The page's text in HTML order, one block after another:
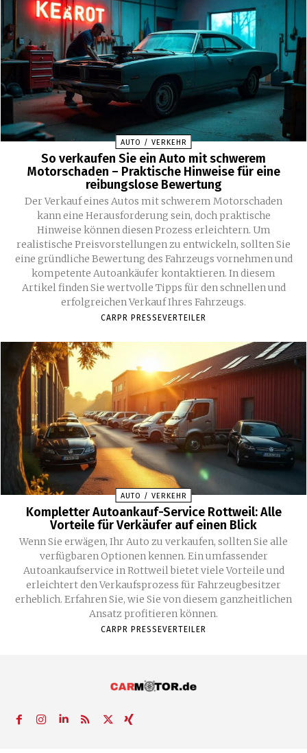
AUTO / VERKEHR
So verkaufen Sie ein Auto mit schwerem
Motorschaden – Praktische Hinweise für eine
reibungslose Bewertung
Der Verkauf eines Autos mit schwerem Motorschaden
kann eine Herausforderung sein, doch praktische
Hinweise können diesen Prozess erleichtern. Um
realistische Preisvorstellungen zu entwickeln, sollten Sie
eine gründliche Bewertung des Fahrzeugs vornehmen und
kompetente Autoankäufer kontaktieren. In diesem
Artikel finden Sie wertvolle Tipps für den schnellen und
erfolgreichen Verkauf Ihres Fahrzeugs.
CARPR PRESSEVERTEILER
AUTO / VERKEHR
Kompletter Autoankauf-Service Rottweil: Alle
Vorteile für Verkäufer auf einen Blick
Wenn Sie erwägen, Ihr Auto zu verkaufen, sollten Sie alle
verfügbaren Optionen kennen. Ein umfassender
Autoankaufservice in Rottweil bietet viele Vorteile und
erleichtert den Verkaufsprozess für Fahrzeugbesitzer
erheblich. Erfahren Sie, wie Sie von diesem ganzheitlichen
Ansatz profitieren können.
CARPR PRESSEVERTEILER